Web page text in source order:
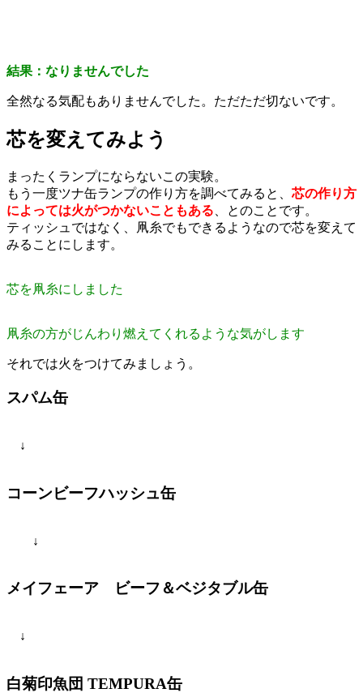
結果：なりませんでした
全然なる気配もありませんでした。ただただ切ないです。
芯を変えてみよう
まったくランプにならないこの実験。
もう一度ツナ缶ランプの作り方を調べてみると、 芯の作り方
によっては火がつかないこともある 、とのことです。
ティッシュではなく、凧糸でもできるようなので芯を変えて
みることにします。
芯を凧糸にしました
凧糸の方がじんわり燃えてくれるような気がします
それでは火をつけてみましょう。
スパム缶
↓
コーンビーフハッシュ缶
↓
メイフェーア ビーフ＆ベジタブル缶
↓
白菊印魚団 TEMPURA缶